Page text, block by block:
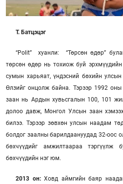
Т. Батцэцэг
“Polit” хуанли: “Төрсөн өдөр”
төрсөн өдөр нь тохиож буй
сумын харьяат, үндэсний бөхийн
Өлзийг онцолж байна. Тэрээр 1992
заан нь Ардын хувьсгалын 100, 101
долоо давж, Монгол Улсын заан
билээ. Тэрээр зөвхөн улсын наадам
болдог заалны барилдаануудад 32-оос
бөхчүүдийг амжилтаараа тэргүүлж
бөхчүүдийн нэг юм.
2013 он:Ховд аймгийн баяр